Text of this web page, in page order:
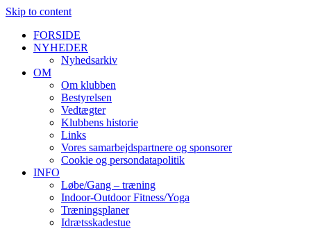
Skip to content
FORSIDE
NYHEDER
Nyhedsarkiv
OM
Om klubben
Bestyrelsen
Vedtægter
Klubbens historie
Links
Vores samarbejdspartnere og sponsorer
Cookie og persondatapolitik
INFO
Løbe/Gang – træning
Indoor-Outdoor Fitness/Yoga
Træningsplaner
Idrætsskadestue